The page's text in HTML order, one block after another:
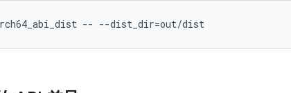
-- --dist_dir=out/dist